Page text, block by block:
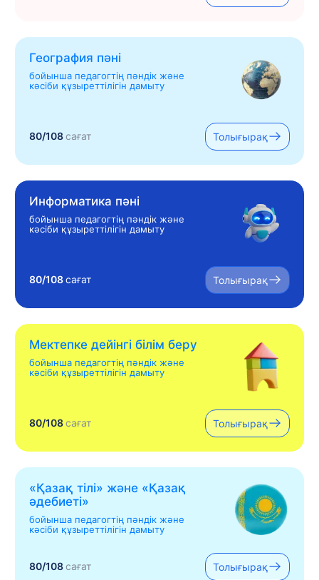
География пәні
бойынша педагогтің пәндік және
кәсіби құзыреттілігін дамыту
80/108сағат Толығырақ
Информатика пәні
бойынша педагогтің пәндік және
кәсіби құзыреттілігін дамыту
80/108сағат Толығырақ
Мектепке дейінгі білім беру
бойынша педагогтің пәндік және
кәсіби құзыреттілігін дамыту
80/108сағат Толығырақ
«Қазақ тілі» жəне «Қазақ
əдебиеті»
бойынша педагогтің пәндік және
кәсіби құзыреттілігін дамыту
80/108сағат Толығырақ